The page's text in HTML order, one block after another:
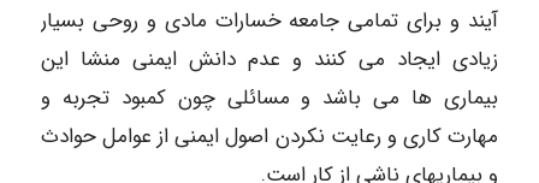
آیند و برای تمامی جامعه خسارات مادی و روحی بسیار
زیادی ایجاد می کنند و عدم دانش ایمنی منشا این
بیماری ها می باشد و مسائلی چون کمبود تجربه و
مهارت کاری و رعایت نکردن اصول ایمنی از عوامل حوادث
و بیماریهای ناشی از کار است.